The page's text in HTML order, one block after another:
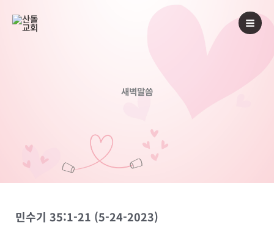
새벽말씀
민수기 35:1-21 (5-24-2023)